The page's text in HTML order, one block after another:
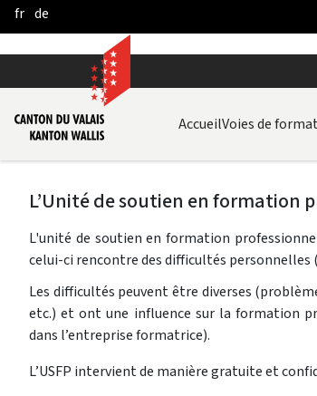
Skip to Main Content
fr de
AccueilVoies de
​​​​​​​L’Unité de soutien en formation
L'unité de soutien en formation
celui-ci rencontre des difficultés
Les difficultés peuvent être diverses
etc.) et ont une influence sur la formation
dans l’entreprise formatrice).
L’USFP intervient de manière gratuite et